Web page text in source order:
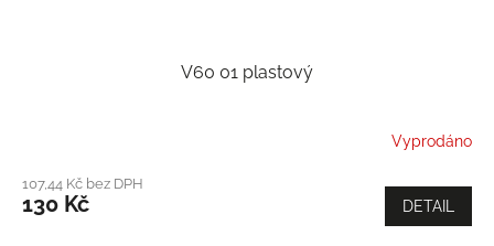
V60 01 plastový
Vyprodáno
107,44 Kč bez DPH
130 Kč DETAIL